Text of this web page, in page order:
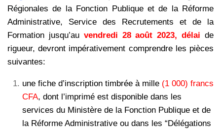
Régionales de la Fonction Publique et de la Réforme
Administrative, Service des Recrutements et de la
Formation jusqu’au vendredi 28 août 2023, délai de
rigueur, devront impérativement comprendre les pièces
suivantes:
une fiche d’inscription timbrée à mille (1 000) francs
CFA, dont l’imprimé est disponible dans les
services du Ministère de la Fonction Publique et de
la Réforme Administrative ou dans les “Délégations